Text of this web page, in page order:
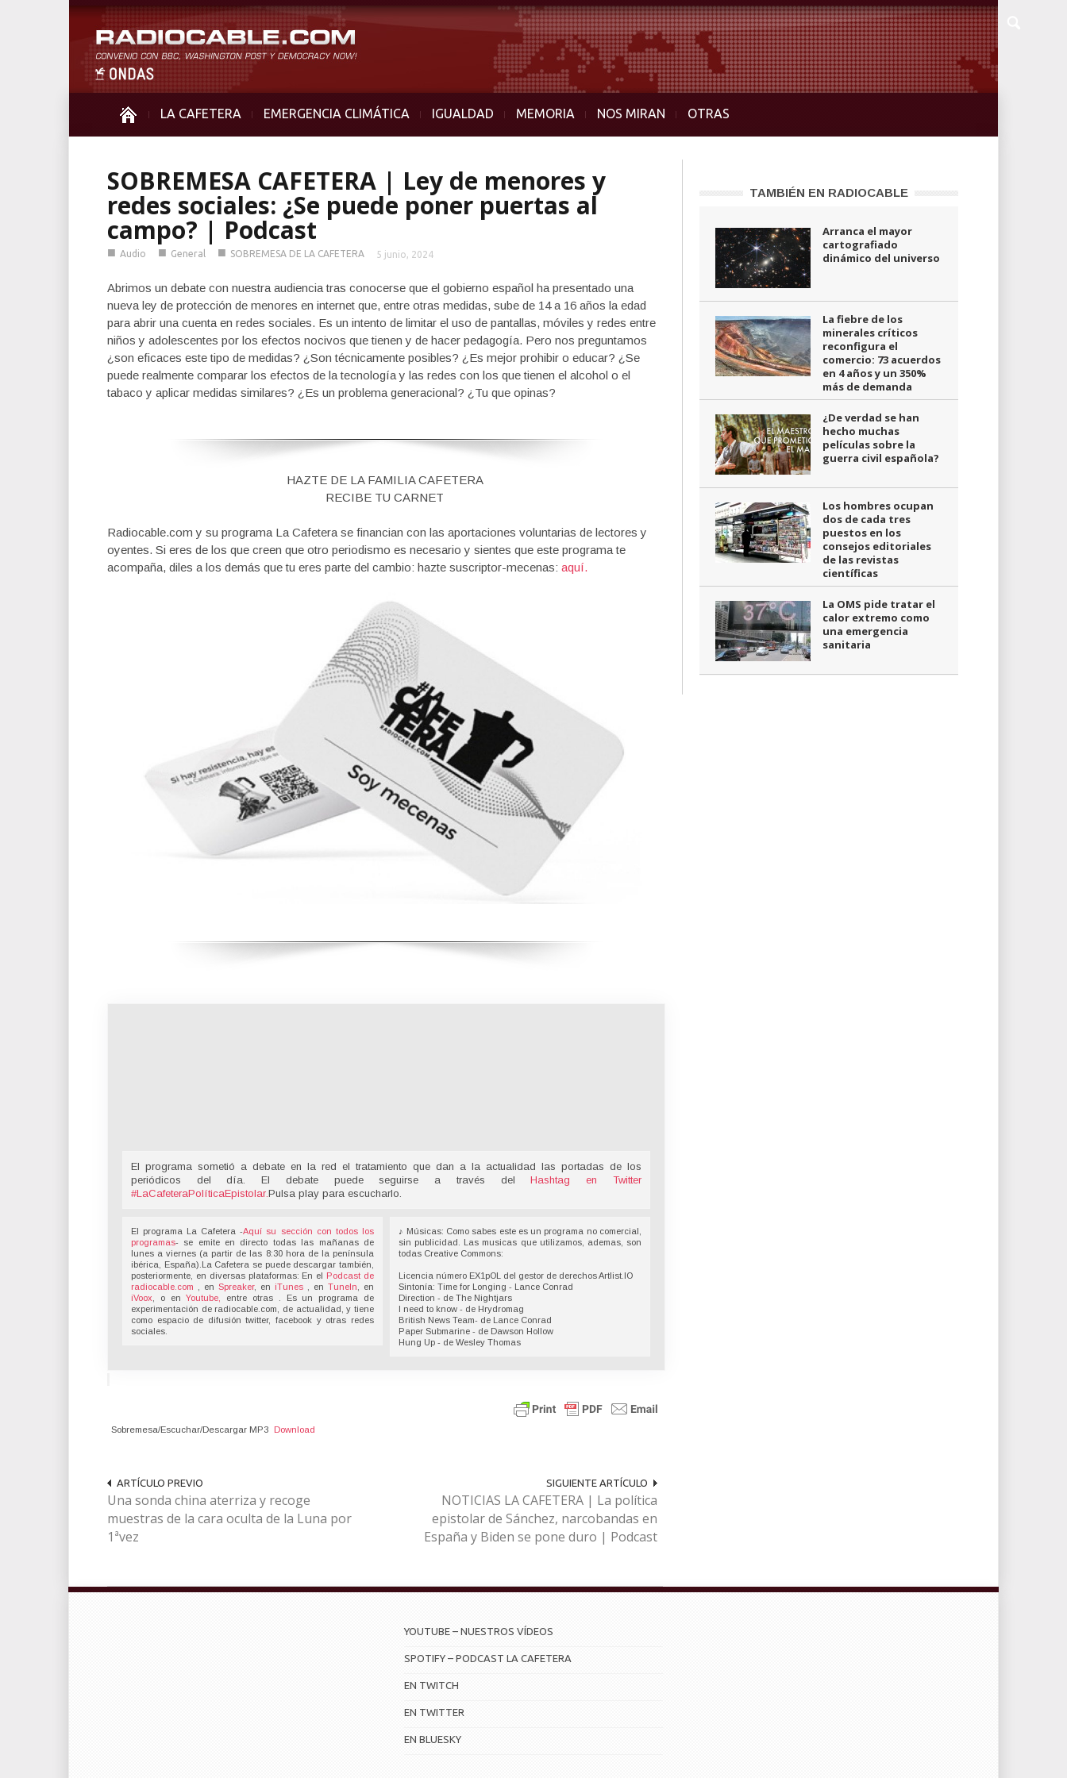
LA CAFETERA EMERGENCIA CLIMÁTICA IGUALDAD MEMORIA NOS MIRAN OTRAS
SOBREMESA CAFETERA | Ley de menores y
redes sociales: ¿Se puede poner puertas al
campo? | Podcast
■ Audio ■ General ■ SOBREMESA DE LA CAFETERA 5 junio, 2024
Abrimos un debate con nuestra audiencia tras conocerse que el gobierno español ha presentado una
nueva ley de protección de menores en internet que, entre otras medidas, sube de 14 a 16 años la edad
para abrir una cuenta en redes sociales. Es un intento de limitar el uso de pantallas, móviles y redes entre
niños y adolescentes por los efectos nocivos que tienen y de hacer pedagogía. Pero nos preguntamos
¿son eficaces este tipo de medidas? ¿Son técnicamente posibles? ¿Es mejor prohibir o educar? ¿Se
puede realmente comparar los efectos de la tecnología y las redes con los que tienen el alcohol o el
tabaco y aplicar medidas similares? ¿Es un problema generacional? ¿Tu que opinas?
HAZTE DE LA FAMILIA CAFETERA
RECIBE TU CARNET
Radiocable.com y su programa La Cafetera se financian con las aportaciones voluntarias de lectores y
oyentes. Si eres de los que creen que otro periodismo es necesario y sientes que este programa te
acompaña, diles a los demás que tu eres parte del cambio: hazte suscriptor-mecenas: aquí.
El programa sometió a debate en la red el tratamiento que dan a la actualidad las portadas de los
periódicos del día. El debate puede seguirse a través delHashtag en Twitter
#LaCafeteraPolíticaEpistolar Pulsa play para escucharlo.
El programa La Cafetera -Aquí su sección con todos los
programas- se emite en directo todas las mañanas de
lunes a viernes (a partir de las 8:30 hora de la península
ibérica, España).La Cafetera se puede descargar también,
posteriormente, en diversas plataformas: En el Podcast de
radiocable.com
, en Spreaker, en iTunes , en TuneIn , en
iVoox , o enYoutube,
entre otras . Es un programa de
experimentación de radiocable.com, de actualidad, y tiene
como espacio de difusión twitter, facebook y otras redes
sociales.
♪ Músicas: Como sabes este es un programa no comercial,
sin publicidad. Las musicas que utilizamos, ademas, son
todas Creative Commons:
Licencia número EX1pOL del gestor de derechos Artlist.IO
Sintonía: Time for Longing - Lance Conrad
Direction - de The Nightjars
I need to know - de Hrydromag
British News Team- de Lance Conrad
Paper Submarine - de Dawson Hollow
Hung Up - de Wesley Thomas
Sobremesa/Escuchar/Descargar MP3 Download
ARTÍCULO PREVIO
Una sonda china aterriza y recoge
muestras de la cara oculta de la Luna por
1ªvez
SIGUIENTE ARTÍCULO
NOTICIAS LA CAFETERA | La política
epistolar de Sánchez, narcobandas en
España y Biden se pone duro | Podcast
TAMBIÉN EN RADIOCABLE
Arranca el mayor
cartografiado
dinámico del universo
La fiebre de los
minerales críticos
reconfigura el
comercio: 73 acuerdos
en 4 años y un 350%
más de demanda
¿De verdad se han
hecho muchas
películas sobre la
guerra civil española?
Los hombres ocupan
dos de cada tres
puestos en los
consejos editoriales
de las revistas
científicas
La OMS pide tratar el
calor extremo como
una emergencia
sanitaria
YOUTUBE – NUESTROS VÍDEOS
SPOTIFY – PODCAST LA CAFETERA
EN TWITCH
EN TWITTER
EN BLUESKY